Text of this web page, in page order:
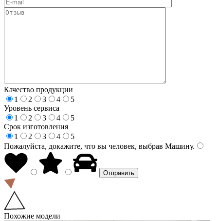
Качество продукции
1
2 3 4
5
Уровень сервиса
1
2 3 4
5
Срок изготовления
1
2 3 4
5
Пожалуйста, докажите, что вы человек, выбрав Машину.
Похожие модели